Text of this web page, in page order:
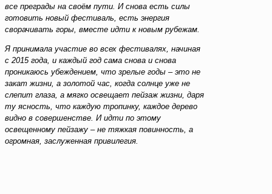
все преграды на своём пути. И снова есть силы
готовить новый фестиваль, есть энергия
сворачивать горы, вместе идти к новым рубежам.
Я принимала участие во всех фестивалях, начиная
с 2015 года, и каждый год сама снова и снова
проникаюсь убеждением, что зрелые годы – это не
закат жизни, а золотой час, когда солнце уже не
слепит глаза, а мягко освещает пейзаж жизни, даря
ту ясность, что каждую тропинку, каждое дерево
видно в совершенстве. И идти по этому
освещенному пейзажу – не тяжкая повинность, а
огромная, заслуженная привилегия.